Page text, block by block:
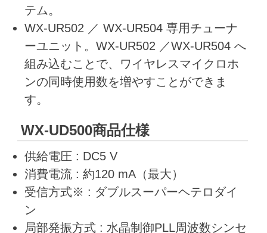
テム。
WX-UR502 ／ WX-UR504 専用チューナ
ーユニット。WX-UR502 ／WX-UR504 へ
組み込むことで、ワイヤレスマイクロホ
ンの同時使用数を増やすことができま
す。
WX-UD500商品仕様
供給電圧 : DC5 V
消費電流 : 約120 mA（最大）
受信方式※ : ダブルスーパーヘテロダイ
ン
局部発振方式 : 水晶制御PLL周波数シンセ